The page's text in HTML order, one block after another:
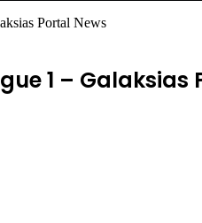
Portal News
1 –